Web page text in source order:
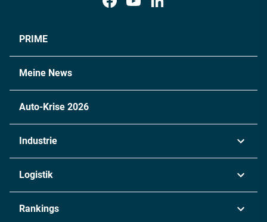
PRIME
Meine News
Auto-Krise 2026
Industrie
Chemie
Logistik
Rankings